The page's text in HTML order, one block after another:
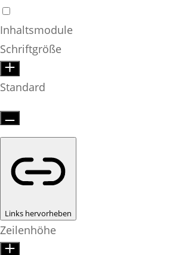
Inhaltsmodule
Schriftgröße
Standard
Links hervorheben
Zeilenhöhe